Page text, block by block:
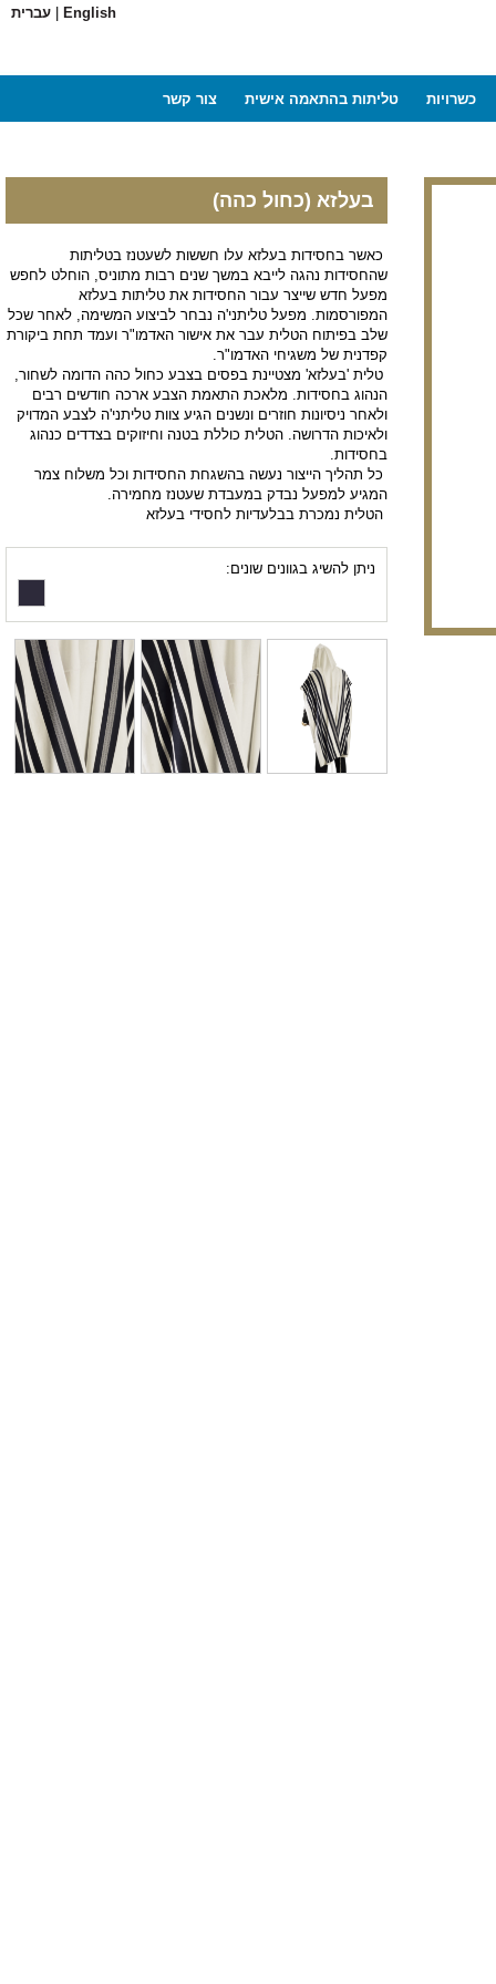
English עברית
כשרויות טליתות בהתאמה אישית צור קשר
בעלזא (כחול כהה)
כאשר בחסידות בעלזא עלו חששות לשעטנז בטליתות
שהחסידות נהגה לייבא במשך שנים רבות מתוניס, הוחלט לחפש
מפעל חדש שייצר עבור החסידות את טליתות בעלזא
המפורסמות. מפעל טליתני'ה נבחר לביצוע המשימה, לאחר שכל
שלב בפיתוח הטלית עבר את אישור האדמו"ר ועמד תחת ביקורת
קפדנית של משגיחי האדמו"ר.
טלית 'בעלזא' מצטיינת בפסים בצבע כחול כהה הדומה לשחור,
הנהוג בחסידות. מלאכת התאמת הצבע ארכה חודשים רבים
ולאחר ניסיונות חוזרים ונשנים הגיע צוות טליתני'ה לצבע המדויק
ולאיכות הדרושה. הטלית כוללת בטנה וחיזוקים בצדדים כנהוג
בחסידות.
כל תהליך הייצור נעשה בהשגחת החסידות וכל משלוח צמר
המגיע למפעל נבדק במעבדת שעטנז מחמירה.
הטלית נמכרת בבלעדיות לחסידי בעלזא
ניתן להשיג בגוונים שונים: